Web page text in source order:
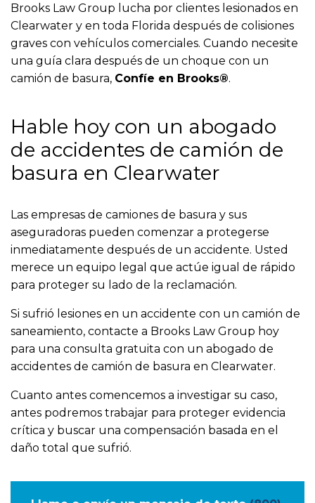
Brooks Law Group lucha por clientes lesionados en
Clearwater y en toda Florida después de colisiones
graves con vehículos comerciales. Cuando necesite
una guía clara después de un choque con un
camión de basura, Confíe en Brooks®.
Hable hoy con un abogado
de accidentes de camión de
basura en Clearwater
Las empresas de camiones de basura y sus
aseguradoras pueden comenzar a protegerse
inmediatamente después de un accidente. Usted
merece un equipo legal que actúe igual de rápido
para proteger su lado de la reclamación.
Si sufrió lesiones en un accidente con un camión de
saneamiento, contacte a Brooks Law Group hoy
para una consulta gratuita con un abogado de
accidentes de camión de basura en Clearwater.
Cuanto antes comencemos a investigar su caso,
antes podremos trabajar para proteger evidencia
crítica y buscar una compensación basada en el
daño total que sufrió.